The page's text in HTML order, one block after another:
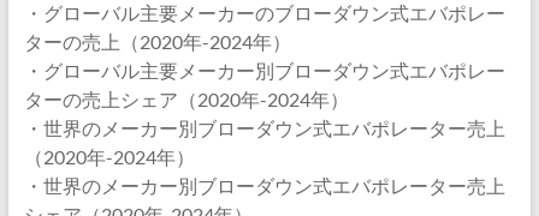
・グローバル主要メーカーのブローダウン式エバポレー
ターの売上（2020年-2024年）
・グローバル主要メーカー別ブローダウン式エバポレー
ターの売上シェア（2020年-2024年）
・世界のメーカー別ブローダウン式エバポレーター売上
（2020年-2024年）
・世界のメーカー別ブローダウン式エバポレーター売上